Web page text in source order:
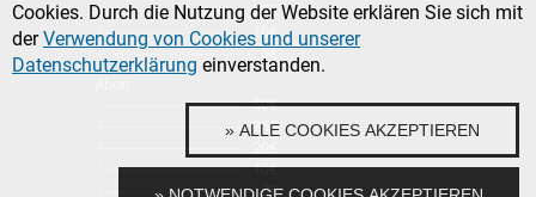
25€
10€
5€
50€
25€
10€
5€
Cookies. Durch die Nutzung der Website erklären Sie sich mit
derVerwendung von Cookies und unserer
Datenschutzerklärung einverstanden.
» ALLE COOKIES AKZEPTIEREN